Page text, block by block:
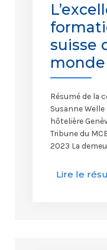
suisse
monde
Résumé de la
Susanne
hôtelière
Tribune du
2023 La
Lire le